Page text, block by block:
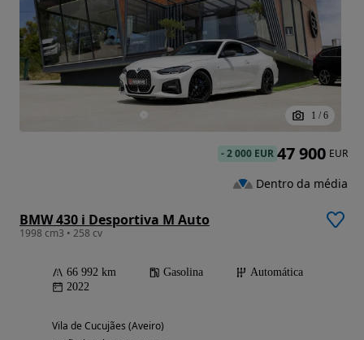
1 / 6
BMW 430 i Desportiva M Auto
1998 cm3 • 258 cv
66 992 km Gasolina
Automática
2022
Vila de Cucujães (Aveiro)
-2 000 EUR 47 900 EUR
Dentro da média